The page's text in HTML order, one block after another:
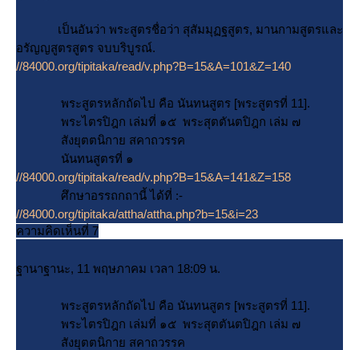
เป็นอันว่า พระสูตรชื่อว่า สุสัมมุฏฐสูตร, มานกามสูตรและ
อรัญญสูตรสูตร จบบริบูรณ์.
//84000.org/tipitaka/read/v.php?B=15&A=101&Z=140
พระสูตรหลักถัดไป คือ นันทนสูตร [พระสูตรที่ 11].
พระไตรปิฎก เล่มที่ ๑๕ พระสุตตันตปิฎก เล่ม ๗
สังยุตตนิกาย สคาถวรรค
นันทนสูตรที่ ๑
//84000.org/tipitaka/read/v.php?B=15&A=141&Z=158
ศึกษาอรรถกถานี้ ได้ที่ :-
//84000.org/tipitaka/attha/attha.php?b=15&i=23
ความคิดเห็นที่ 7
ฐานาฐานะ, 11 พฤษภาคม เวลา 18:09 น.
พระสูตรหลักถัดไป คือ นันทนสูตร [พระสูตรที่ 11].
พระไตรปิฎก เล่มที่ ๑๕ พระสุตตันตปิฎก เล่ม ๗
สังยุตตนิกาย สคาถวรรค